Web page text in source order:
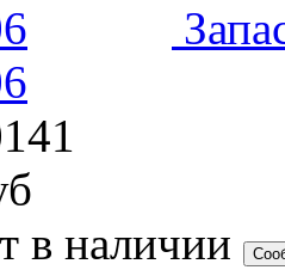
в наличии